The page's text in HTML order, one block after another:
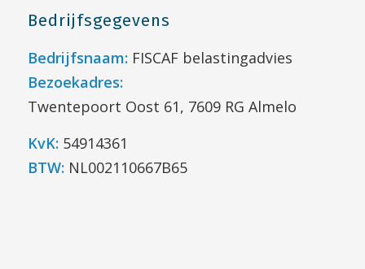
Bedrijfsgegevens
Bedrijfsnaam: FISCAF belastingadvies
Bezoekadres:
Twentepoort Oost 61, 7609 RG Almelo
KvK: 54914361
BTW: NL002110667B65